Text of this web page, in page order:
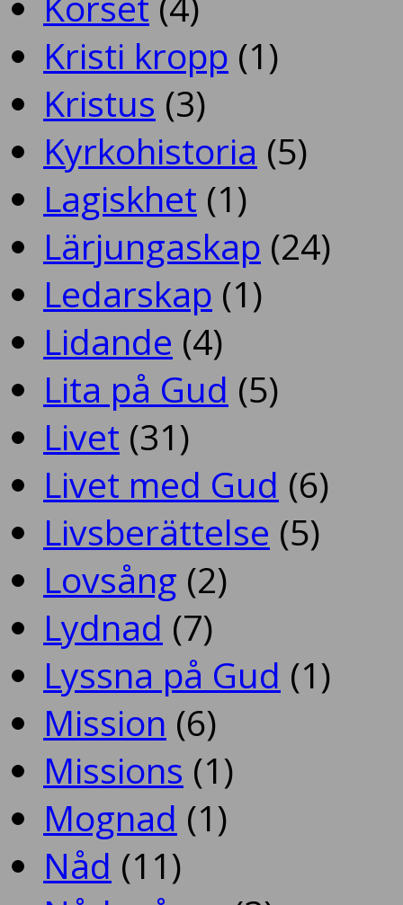
Kristi kropp (1)
Kristus (3)
Kyrkohistoria (5)
Lagiskhet (1)
Lärjungaskap (24)
Ledarskap (1)
Lidande (4)
Lita på Gud (5)
Livet (31)
Livet med Gud (6)
Livsberättelse (5)
Lovsång (2)
Lydnad (7)
Lyssna på Gud (1)
Mission (6)
Missions (1)
Mognad (1)
Nåd (11)